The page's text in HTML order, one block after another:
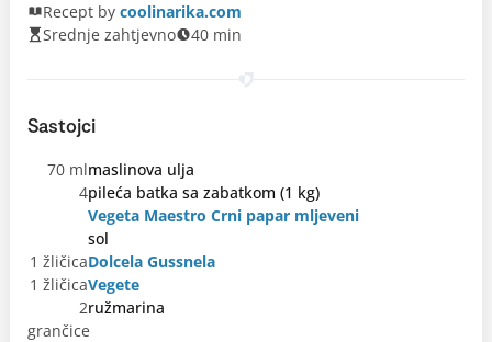
Recept by coolinarika.com
Srednje zahtjevno
40 min
Sastojci
70 mlmaslinova ulja
4pileća batka sa zabatkom (1 kg)
Vegeta Maestro Crni papar mljeveni
sol
1 žličicaDolcela Gussnela
1 žličicaVegete
2
grančice
ružmarina